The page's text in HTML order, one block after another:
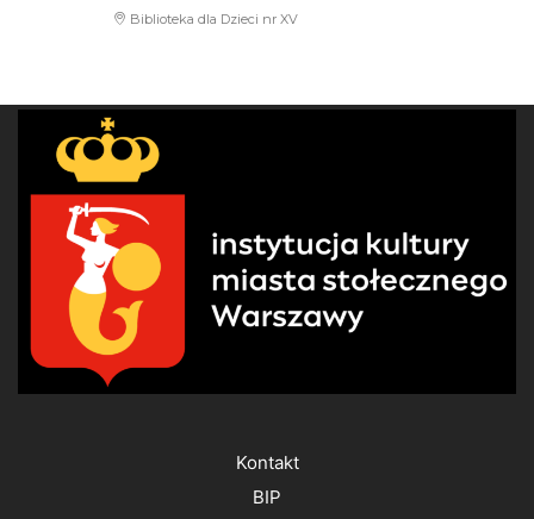
Biblioteka dla Dzieci nr XV
Kontakt
BIP